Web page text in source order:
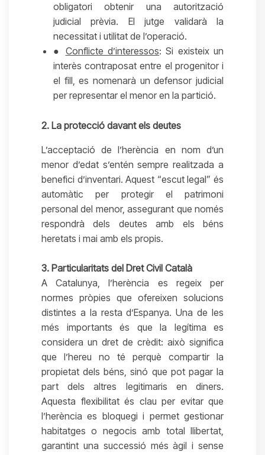
obligatori obtenir una autorització
judicial prèvia. El jutge validarà la
necessitat i utilitat de l’operació.
● Conflicte d’interessos: Si existeix un
interès contraposat entre el progenitor i
el fill, es nomenarà un defensor judicial
per representar el menor en la partició.
2. La protecció davant els deutes
L’acceptació de l’herència en nom d’un
menor d’edat s’entén sempre realitzada a
benefici d’inventari. Aquest “escut legal” és
automàtic per protegir el patrimoni
personal del menor, assegurant que només
respondrà dels deutes amb els béns
heretats i mai amb els propis.
3. Particularitats del Dret Civil Català
A Catalunya, l’herència es regeix per
normes pròpies que ofereixen solucions
distintes a la resta d’Espanya. Una de les
més importants és que la legítima es
considera un dret de crèdit: això significa
que l’hereu no té perquè compartir la
propietat dels béns, sinó que pot pagar la
part dels altres legitimaris en diners.
Aquesta flexibilitat és clau per evitar que
l’herència es bloquegi i permet gestionar
habitatges o negocis amb total llibertat,
garantint una successió més àgil i sense